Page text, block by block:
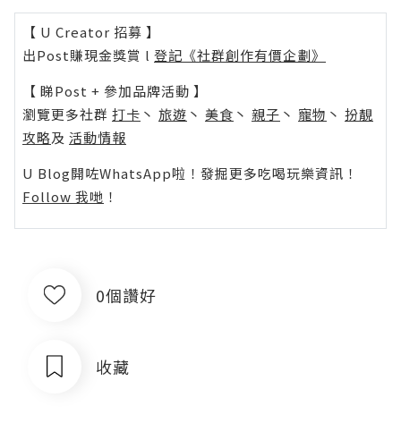
【 U Creator 招募 】
出Post賺現金獎賞 l 登記《社群創作有價企劃》
【 睇Post + 參加品牌活動 】
瀏覽更多社群 打卡 丶 旅遊 丶 美食 丶 親子 丶 寵物 丶 扮靚
攻略及 活動情報
U Blog開咗WhatsApp啦！發掘更多吃喝玩樂資訊！
Follow 我哋 ！
0個讚好
收藏